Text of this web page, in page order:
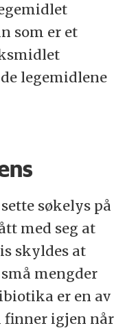
som er et
legemidlene
søkelys på
med seg at
skyldes at
mengder
er en av
finner igjen når